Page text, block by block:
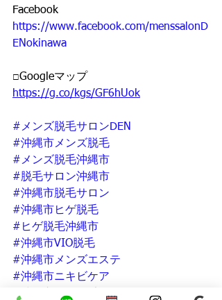
Facebook
https://www.facebook.com/menssalonD
ENokinawa
□Googleマップ
https://g.co/kgs/GF6hUok
#メンズ脱毛サロンDEN
#沖縄市メンズ脱毛
#メンズ脱毛沖縄市
#脱毛サロン沖縄市
#沖縄市脱毛サロン
#沖縄市ヒゲ脱毛
#ヒゲ脱毛沖縄市
#沖縄市VIO脱毛
#沖縄市メンズエステ
#沖縄市ニキビケア
#沖縄市全身脱毛